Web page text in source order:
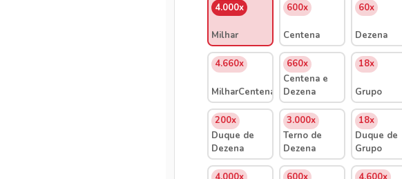
4.000x
Milhar
600x
Centena
60x
Dezena
4.660x
MilharCentenaDezena
660x
Centena e
Dezena
18x
Grupo
200x
Duque de
Dezena
3.000x
Terno de
Dezena
18x
Duque de
Grupo